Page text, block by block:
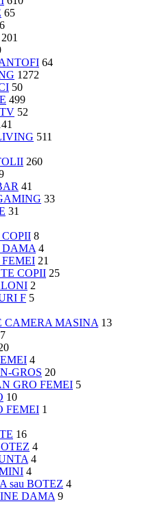
65
201
64
1272
50
499
52
511
260
41
33
31
8
DAMA 4
21
COPII 25
2
F 5
CAMERA MASINA 13
4
GROS 20
GRO FEMEI 5
10
FEMEI 1
16
4
4
4
sau BOTEZ 4
DAMA 9